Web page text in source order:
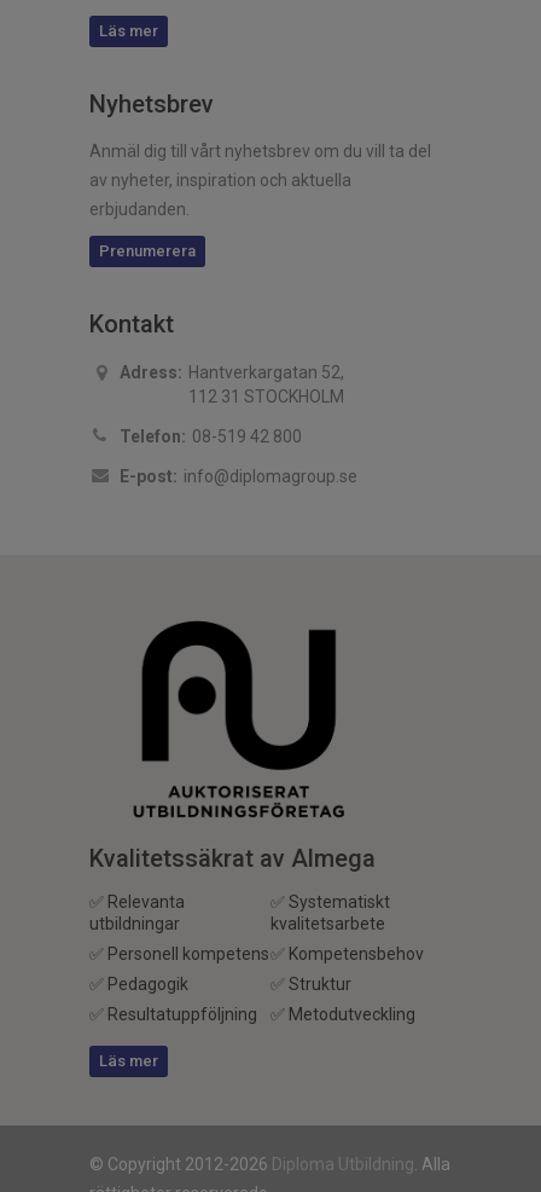
Läs mer
Nyhetsbrev
Anmäl dig till vårt nyhetsbrev om du vill ta del
av nyheter, inspiration och aktuella
erbjudanden.
Prenumerera
Kontakt
Adress: Hantverkargatan 52,
112 31 STOCKHOLM
Telefon: 08-519 42 800
E-post: info@diplomagroup.se
Kvalitetssäkrat av Almega
✅ Relevanta
utbildningar
✅ Personell kompetens
✅ Pedagogik
✅ Resultatuppföljning
✅ Systematiskt
kvalitetsarbete
✅ Kompetensbehov
✅ Struktur
✅ Metodutveckling
Läs mer
© Copyright 2012-2026 Diploma Utbildning. Alla